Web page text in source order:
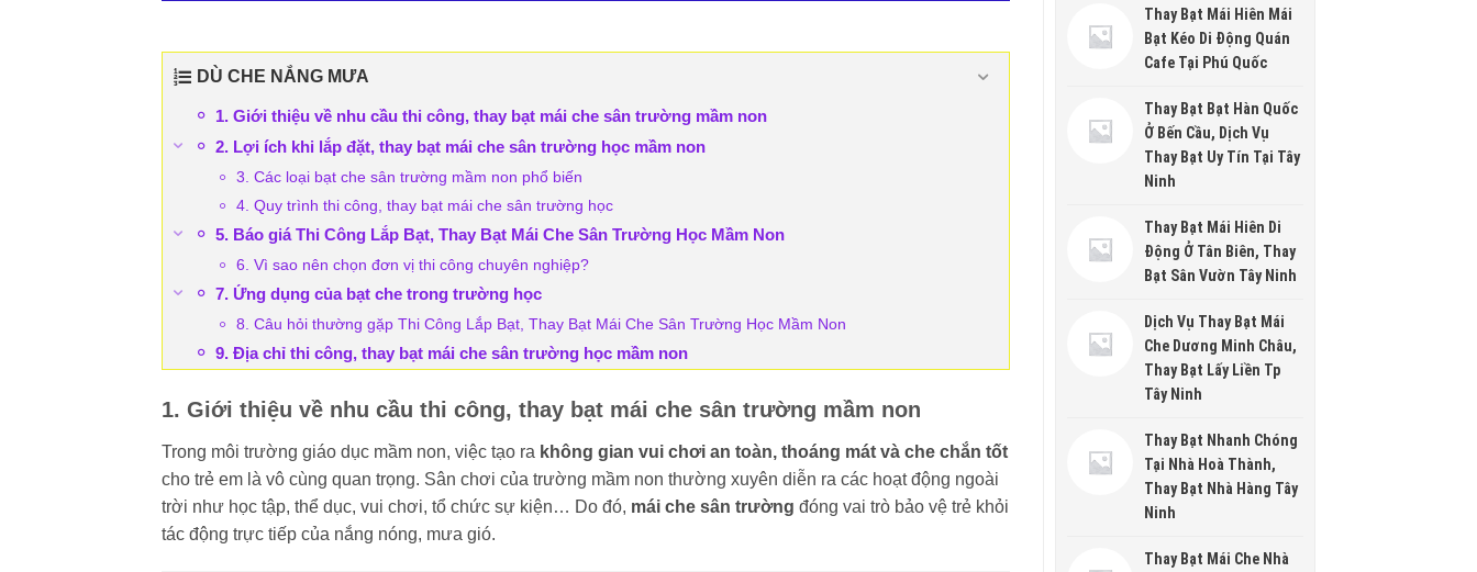
Thay Bạt Mái Hiên Mái
Bạt Kéo Di Động Quán
Cafe Tại Phú Quốc
Thay Bạt Bạt Hàn Quốc
Ở Bến Cầu, Dịch Vụ
Thay Bạt Uy Tín Tại Tây
Ninh
Thay Bạt Mái Hiên Di
Động Ở Tân Biên, Thay
Bạt Sân Vườn Tây Ninh
Dịch Vụ Thay Bạt Mái
Che Dương Minh Châu,
Thay Bạt Lấy Liền Tp
Tây Ninh
Thay Bạt Nhanh Chóng
Tại Nhà Hoà Thành,
Thay Bạt Nhà Hàng Tây
Ninh
Thay Bạt Mái Che Nhà
DÙ CHE NẮNG MƯA
1. Giới thiệu về nhu cầu thi công, thay bạt mái che sân trường mầm non
2. Lợi ích khi lắp đặt, thay bạt mái che sân trường học mầm non
3. Các loại bạt che sân trường mầm non phổ biến
4. Quy trình thi công, thay bạt mái che sân trường học
5. Báo giá Thi Công Lắp Bạt, Thay Bạt Mái Che Sân Trường Học Mầm Non
6. Vì sao nên chọn đơn vị thi công chuyên nghiệp?
7. Ứng dụng của bạt che trong trường học
8. Câu hỏi thường gặp Thi Công Lắp Bạt, Thay Bạt Mái Che Sân Trường Học Mầm Non
9. Địa chỉ thi công, thay bạt mái che sân trường học mầm non
1. Giới thiệu về nhu cầu thi công, thay bạt mái che sân trường mầm non
Trong môi trường giáo dục mầm non, việc tạo ra không gian vui chơi an toàn, thoáng mát và che chắn tốt
cho trẻ em là vô cùng quan trọng. Sân chơi của trường mầm non thường xuyên diễn ra các hoạt động ngoài
trời như học tập, thể dục, vui chơi, tổ chức sự kiện… Do đó, mái che sân trường đóng vai trò bảo vệ trẻ khỏi
tác động trực tiếp của nắng nóng, mưa gió.